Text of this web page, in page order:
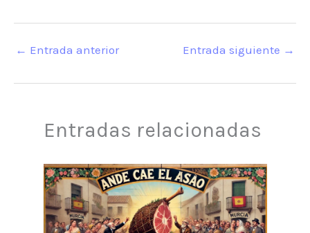
← Entrada anterior Entrada siguiente →
Entradas relacionadas